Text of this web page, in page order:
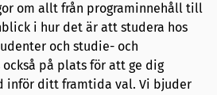
om allt från programinnehåll till
i hur det är att studera hos
och studie- och
på plats för att ge dig
inför ditt framtida val. Vi bjuder